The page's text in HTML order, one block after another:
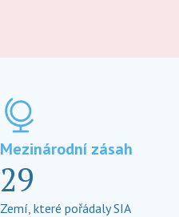
Mezinárodní zásah
29
Zemí, které pořádaly SIA